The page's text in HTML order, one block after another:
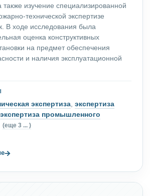
изучение специализированной
технической экспертизе
В ходе исследования была
оценка конструктивных
на предмет обеспечения
и наличия эксплуатационной
экспертиза, экспертиза
экспертиза промышленного
(еще 3 ... )
→